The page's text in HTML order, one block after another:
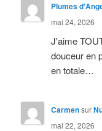
Plumes
mai 24, 2026
J'aime
douceur en
en totale…
Carmensur
mai 22, 2026